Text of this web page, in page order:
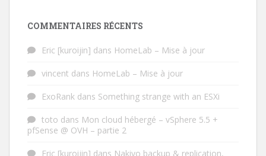
COMMENTAIRES RÉCENTS
Eric [kuroijin] dans HomeLab – Mise à jour
vincent dans HomeLab – Mise à jour
ExoRank dans Something strange with an ESXi
toto dans Mon cloud hébergé – vSphere 5.5 +
pfSense @ OVH – partie 2
Eric [kuroijin] dans Nakivo backup & replication,